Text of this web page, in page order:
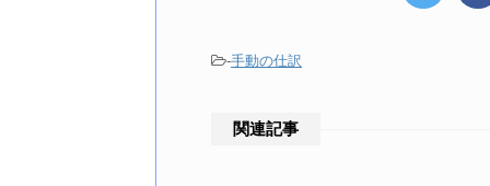
-手動の仕訳
関連記事